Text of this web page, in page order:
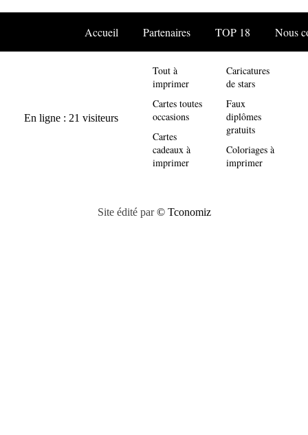
Accueil Partenaires TOP 18 Nous
Tout à
imprimer
Cartes toutes
occasions
Cartes
cadeaux à
imprimer
Caricatures
de stars
Faux
diplômes
gratuits
Coloriages à
imprimer
Site édité par© Tconomiz